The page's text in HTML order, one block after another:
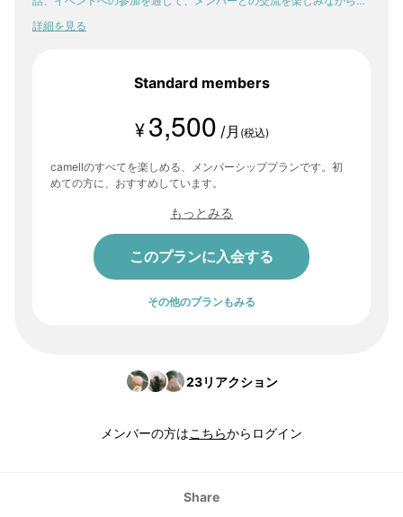
少しずつ、自分の感性や「好き」が輪郭を持っていく。そんな体験
詳細を見る
Standard members
¥ 3,500 /月 (税込)
camellのすべてを楽しめる、メンバーシッププランです。初
めての方に、おすすめしています。
もっとみる
このプランに入会する
その他のプランもみる
23リアクション
メンバーの方はこちらからログイン
Share